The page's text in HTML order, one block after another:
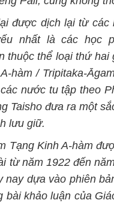
được dịch lại từ
nhất là các học
thuộc thể loại thứ
hàm / Tripitaka-
nước tu tập theo
Taisho đưa ra một
lưu giữ.
Tạng Kinh A-hàm
từ năm 1922 đến
nay dựa vào phiên
bài khảo luận của